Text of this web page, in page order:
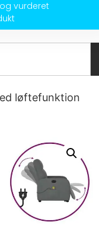
vurderet
løftefunktion